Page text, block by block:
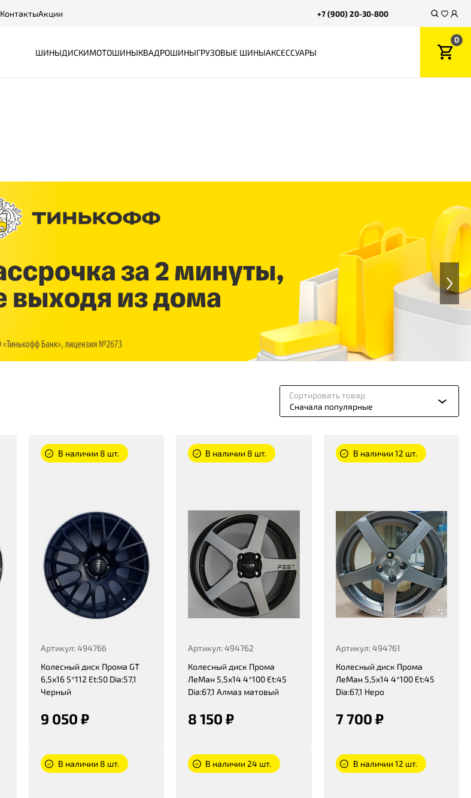
КонтактыАкции +7 (900) 20-30-800
ШИНЫДИСКИМОТОШИНЫКВАДРОШИНЫГРУЗОВЫЕ ШИНЫАКСЕССУАРЫ
0
Сортировать товар
Сначала популярные
В наличии 8 шт.
Артикул: 494766
Колесный диск Прома GT
6,5x16 5*112 Et:50 Dia:57,1
Черный
9 050 ₽
В наличии 8 шт.
Артикул: 494762
Колесный диск Прома
ЛеМан 5,5x14 4*100 Et:45
Dia:67,1 Алмаз матовый
8 150 ₽
В наличии 12 шт.
Артикул: 494761
Колесный диск Прома
ЛеМан 5,5x14 4*100 Et:45
Dia:67,1 Неро
7 700 ₽
В наличии 8 шт. В наличии 24 шт. В наличии 12 шт.